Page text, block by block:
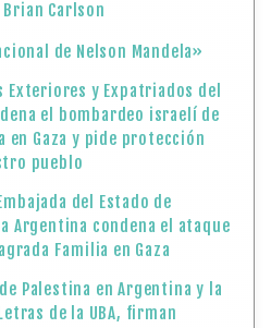
Carlson
de Nelson Mandela»
Exteriores y Expatriados del
el bombardeo israelí de
en Gaza y pide protección
pueblo
del Estado de
Argentina condena el ataque
Familia en Gaza
Palestina en Argentina y la
de la UBA, firman